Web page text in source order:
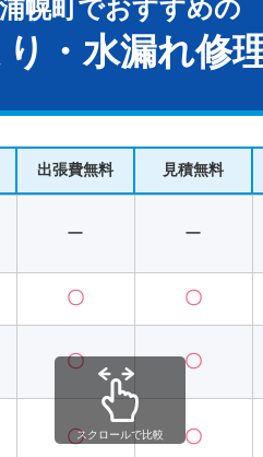
浦幌町でおすすめの
り・水漏れ修
出張費無料 見積無料
ー ー
〇 〇
〇 〇
〇 〇
スクロールで比較